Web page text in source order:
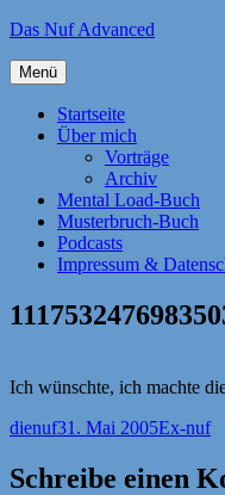
Zum
springen
Das Nuf Advanced
Menü
Startseite
Über mich
Vorträge
Archiv
Mental Load-Buch
Musterbruch-Buch
Podcasts
Impressum &
Ich wünschte, ich machte
Autor
dienufVeröffentlicht
31. Mai 2005Ex-nuf
Schreibe einen